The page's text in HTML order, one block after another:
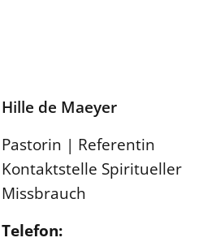
Hille de Maeyer
Pastorin | Referentin
Kontaktstelle Spiritueller
Missbrauch
Telefon: